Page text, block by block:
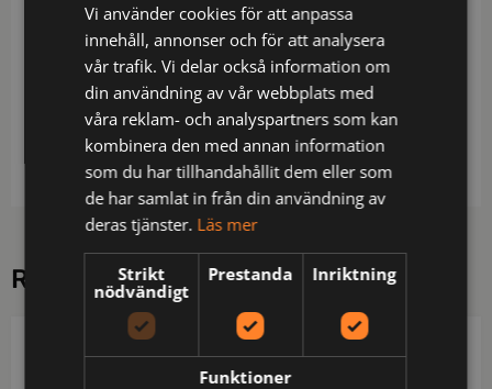
Beskrivning
Piké i en blandning av polyester/bomull, där
bomullstyget är närmast kroppen för skönare
komfort. Normal passform. Segmenterade reflexer
från 3M.
RELATERADE PRODUKTER
Vi använder cookies för att anpassa
innehåll, annonser och för att analysera
vår trafik. Vi delar också information om
din användning av vår webbplats med
våra reklam- och analyspartners som kan
kombinera den med annan information
som du har tillhandahållit dem eller som
de har samlat in från din användning av
deras tjänster. Läs mer
Strikt
nödvändigt
Prestanda Inriktning
Funktioner